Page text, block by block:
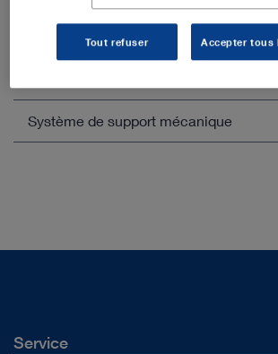
Système de support pour l'endoscopie
BASE
Bras support mobile mécanique –
LIGHT
Système de support mécanique
Service
Tout refuser Accepter tous